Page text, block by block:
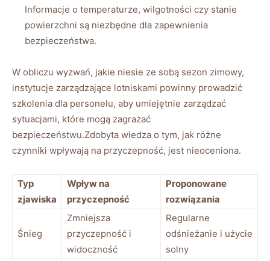
Informacje⁣ o temperaturze, wilgotności czy stanie ​
powierzchni są ​niezbędne dla⁤ zapewnienia ​
bezpieczeństwa.
W obliczu wyzwań, jakie niesie ze‌ sobą ⁣sezon‍ zimowy,
⁣instytucje ⁢zarządzające ‌lotniskami powinny prowadzić⁣
szkolenia dla personelu, aby umiejętnie ​zarządzać
sytuacjami, które mogą zagrażać
bezpieczeństwu.Zdobyta wiedza o tym, jak różne
czynniki wpływają na przyczepność, jest nieoceniona.
Typ
zjawiska
Wpływ na
przyczepność
Proponowane
rozwiązania
Śnieg
Zmniejsza
przyczepność i
widoczność
Regularne
odśnieżanie i użycie
solny